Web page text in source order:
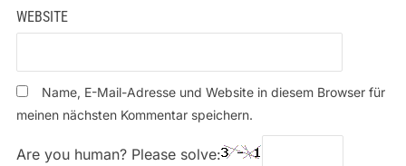
WEBSITE
Name, E-Mail-Adresse und Website in diesem Browser für
meinen nächsten Kommentar speichern.
Are you human? Please solve: